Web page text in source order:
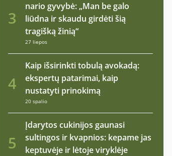
3
nario gyvybė: „Man be galo
liūdna ir skaudu girdėti šią
tragišką žinią“
27 liepos
4
Kaip išsirinkti tobulą avokadą:
ekspertų patarimai, kaip
nustatyti prinokimą
20 spalio
5
Įdarytos cukinijos gaunasi
sultingos ir kvapnios: kepame jas
keptuvėje ir lėtoje viryklėje